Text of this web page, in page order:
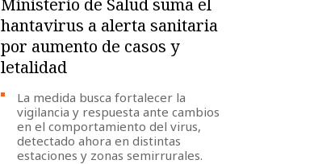
hantavirus a alerta sanitaria
por aumento de casos y
letalidad
La medida busca fortalecer la
vigilancia y respuesta ante cambios
en el comportamiento del virus,
detectado ahora en distintas
estaciones y zonas semirrurales.